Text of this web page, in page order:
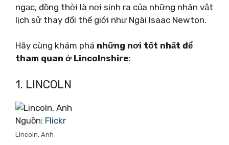
ngạc, đồng thời là nơi sinh ra của những nhân vật
lịch sử thay đổi thế giới như Ngài Isaac Newton.
Hãy cùng khám phá những nơi tốt nhất để
tham quan ở Lincolnshire:
1. LINCOLN
Nguồn: Flickr
Lincoln, Anh